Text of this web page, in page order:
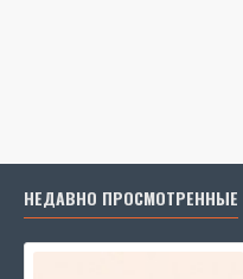
НЕДАВНО ПРОСМОТРЕННЫЕ